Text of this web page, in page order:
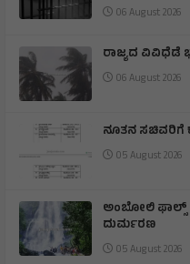
06 August 2026
ರಾಜ್ಯದ ವಿವಿಧೆಡೆ
06 August 2026
ನೂತನ ಸಚಿವರಿಗೆ
05 August 2026
ಅಂಬೋಲಿ ಫಾಲ್ಸ್
ದುರ್ಮರಣ
05 August 2026